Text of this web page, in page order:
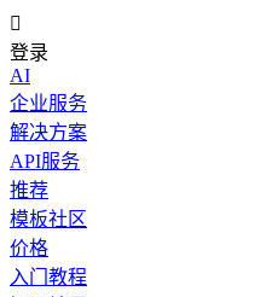

登录
AI
企业服务
解决方案
API服务
推荐
模板社区
价格
入门教程